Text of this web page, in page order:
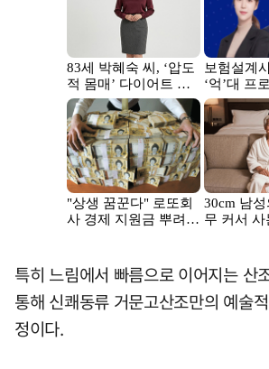
특히 느림에서 빠름으로 이어지는 산
통해 신쾌동류 거문고산조만의 예술
정이다.